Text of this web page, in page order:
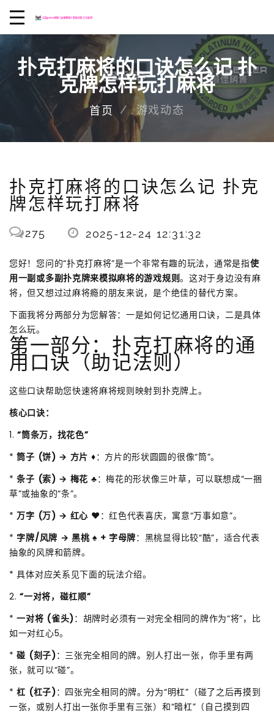
扑克打麻将的口诀怎么记 扑
克牌怎样玩打麻将
首页 游戏动态
扑克打麻将的口诀怎么记 扑克
牌怎样玩打麻将
275 2025-12-24 12:31:32
您好！您问的“扑克打麻将”是一个非常有趣的玩法，通常是指使
用一副或多副扑克牌来模拟麻将的游戏规则。这对于身边没有麻
将，但又想过过麻将瘾的朋友来说，是个绝佳的替代方案。
下面我将分两部分为您解答：一是如何记忆通用口诀，二是具体
怎么玩。
第一部分：扑克打麻将的通
用口诀（助记法则）
这些口诀帮助您快速将麻将规则映射到扑克牌上。
核心口诀：
1.“筒条万，找花色”
*筒子 (饼) → 方片 ♦：方片的形状圆圆的很像“筒”。
*条子 (索) → 梅花 ♣：梅花的形状像三叶草，可以联想成“一捆
草”或抽象的“条”。
*万字 (万) → 红心 ♥：红色代表喜庆，寓意“万事如意”。
* 字牌/风牌 → 黑桃 ♠ + 字母牌：黑桃显得比较“酷”，适合代表
抽象的风牌和箭牌。
* 具体对应关系见下面的玩法介绍。
2.“一对将，碰杠顺”
*一对将 (雀头)：胡牌时必须有一对完全相同的牌作为“将”，比
如一对红心5。
*碰 (刻子)：三张完全相同的牌。别人打出一张，你手里有两
张，就可以“碰”。
*杠 (杠子)：四张完全相同的牌。分为“明杠”（碰了之后再摸到
一张，或别人打出一张你手里有三张）和“暗杠”（自己摸到四